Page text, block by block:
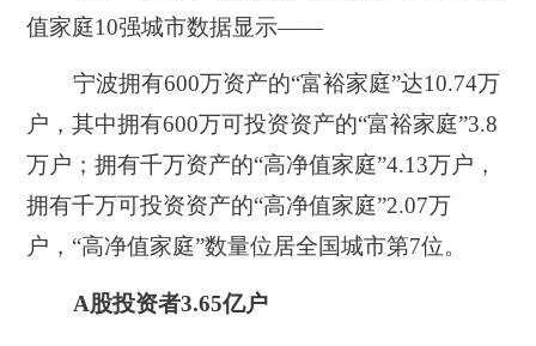
值家庭10强城市数据显示——
宁波拥有600万资产的“富裕家庭”达10.74万
户，其中拥有600万可投资资产的“富裕家庭”3.8
万户；拥有千万资产的“高净值家庭”4.13万户，
拥有千万可投资资产的“高净值家庭”2.07万
户，“高净值家庭”数量位居全国城市第7位。
A股投资者3.65亿户